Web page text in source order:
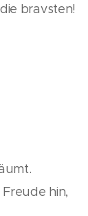
bravsten!
hin,